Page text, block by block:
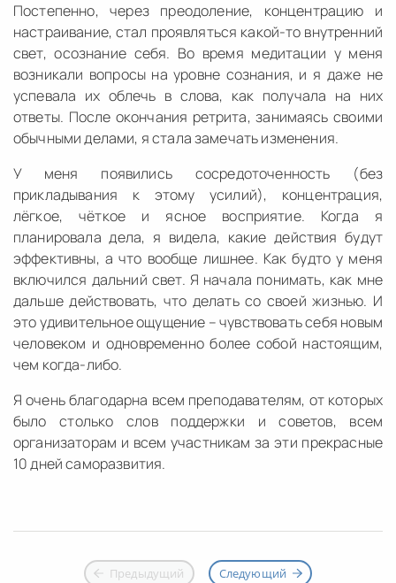
Постепенно, через преодоление, концентрацию и
настраивание, стал проявляться какой-то внутренний
свет, осознание себя. Во время медитации у меня
возникали вопросы на уровне сознания, и я даже не
успевала их облечь в слова, как получала на них
ответы. После окончания ретрита, занимаясь своими
обычными делами, я стала замечать изменения.
У меня появились сосредоточенность (без
прикладывания к этому усилий), концентрация,
лёгкое, чёткое и ясное восприятие. Когда я
планировала дела, я видела, какие действия будут
эффективны, а что вообще лишнее. Как будто у меня
включился дальний свет. Я начала понимать, как мне
дальше действовать, что делать со своей жизнью. И
это удивительное ощущение – чувствовать себя новым
человеком и одновременно более собой настоящим,
чем когда-либо.
Я очень благодарна всем преподавателям, от которых
было столько слов поддержки и советов, всем
организаторам и всем участникам за эти прекрасные
10 дней саморазвития.
Предыдущий Следующий